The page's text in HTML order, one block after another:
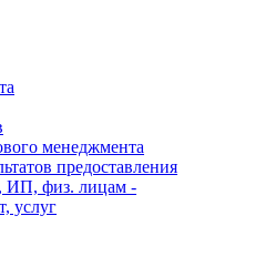
менеджмента
предоставления
ИП, физ. лицам -
услуг